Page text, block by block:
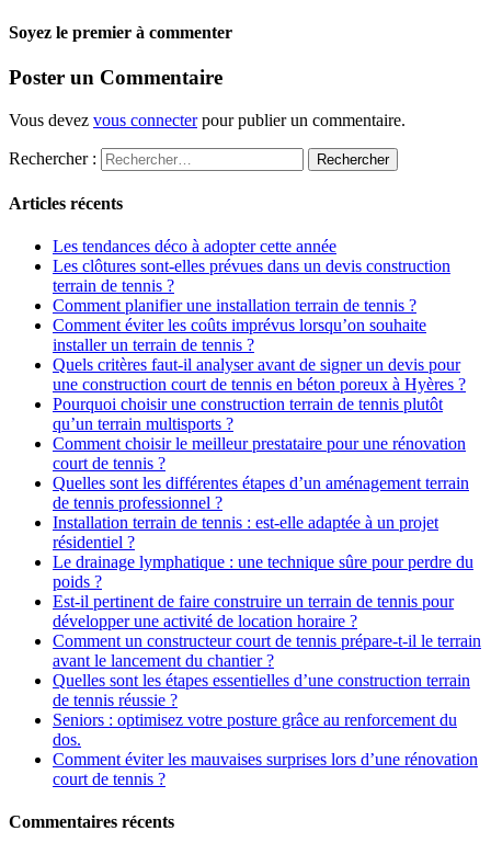
Soyez le premier à commenter
Poster un Commentaire
Vous devez vous connecterpour publier un commentaire.
Rechercher :
Articles récents
Les tendances déco à adopter cette année
Les clôtures sont-elles prévues dans un devis construction
terrain de tennis ?
Comment planifier une installation terrain de tennis ?
Comment éviter les coûts imprévus lorsqu’on souhaite
installer un terrain de tennis ?
Quels critères faut-il analyser avant de signer un devis pour
une construction court de tennis en béton poreux à Hyères ?
Pourquoi choisir une construction terrain de tennis plutôt
qu’un terrain multisports ?
Comment choisir le meilleur prestataire pour une rénovation
court de tennis ?
Quelles sont les différentes étapes d’un aménagement terrain
de tennis professionnel ?
Installation terrain de tennis : est-elle adaptée à un projet
résidentiel ?
Le drainage lymphatique : une technique sûre pour perdre du
poids ?
Est-il pertinent de faire construire un terrain de tennis pour
développer une activité de location horaire ?
Comment un constructeur court de tennis prépare-t-il le terrain
avant le lancement du chantier ?
Quelles sont les étapes essentielles d’une construction terrain
de tennis réussie ?
Seniors : optimisez votre posture grâce au renforcement du
dos.
Comment éviter les mauvaises surprises lors d’une rénovation
court de tennis ?
Commentaires récents